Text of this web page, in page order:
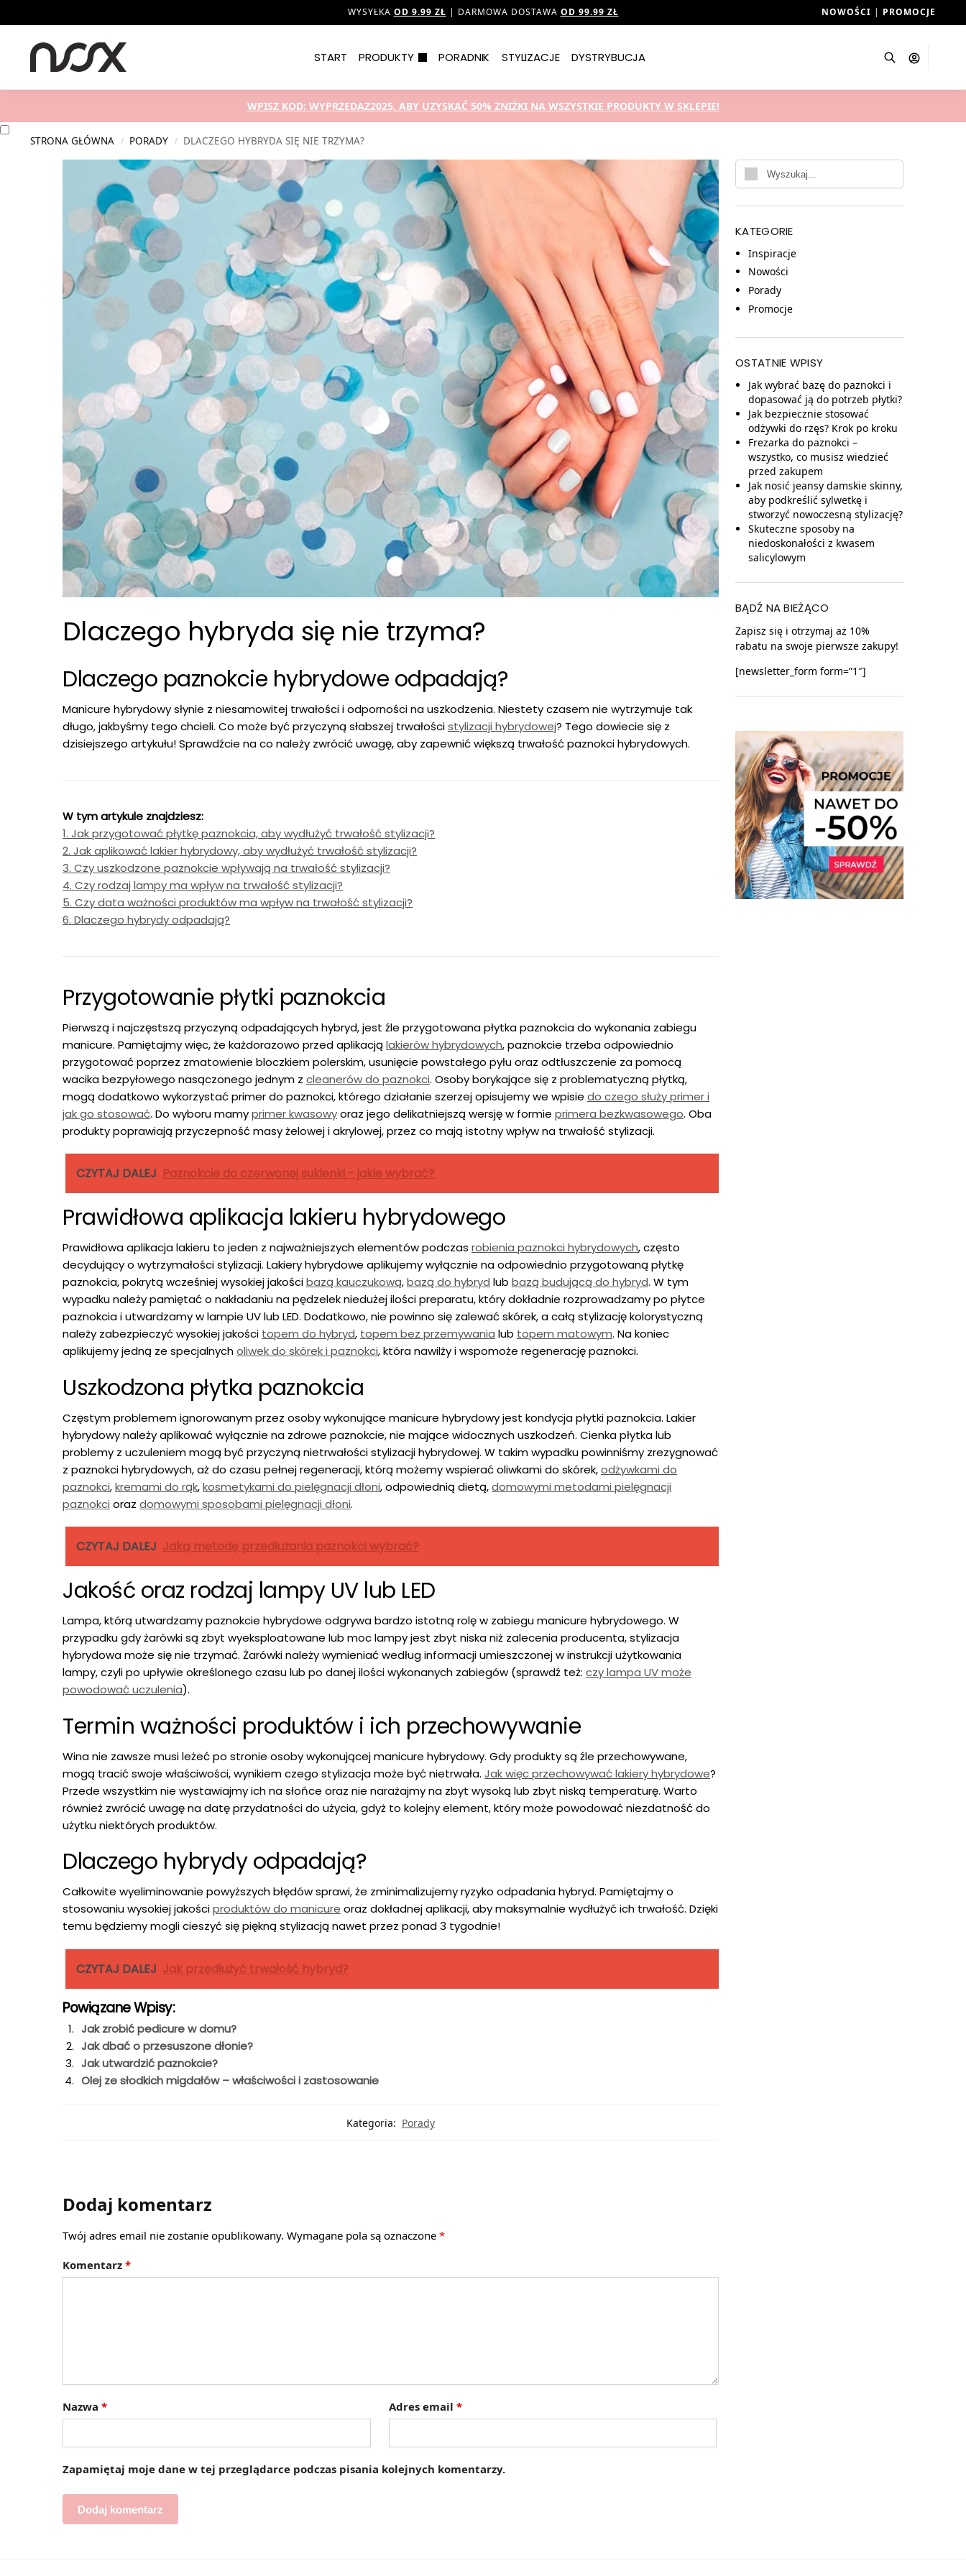
WYSYŁKA OD 9.99 ZŁ | DARMOWA DOSTAWA OD 99.99 ZŁ NOWOŚCI | PROMOCJE
START PRODUKTY PORADNIK STYLIZACJE DYSTRYBUCJA
Nowości
WPISZ KOD: WYPRZEDAZ2025, ABY UZYSKAĆ 50% ZNIŻKI NA WSZYSTKIE PRODUKTY W SKLEPIE!
STRONA GŁÓWNA / PORADY / DLACZEGO HYBRYDA SIĘ NIE TRZYMA?
Dlaczego hybryda się nie trzyma?
Dlaczego paznokcie hybrydowe odpadają?
Manicure hybrydowy słynie z niesamowitej trwałości i odporności na uszkodzenia. Niestety czasem nie wytrzymuje tak
długo, jakbyśmy tego chcieli. Co może być przyczyną słabszej trwałościstylizacji hybrydowej? Tego dowiecie się z
dzisiejszego artykułu! Sprawdźcie na co należy zwrócić uwagę, aby zapewnić większą trwałość paznokci hybrydowych.
W tym artykule znajdziesz:
1. Jak przygotować płytkę paznokcia, aby wydłużyć trwałość stylizacji?
2. Jak aplikować lakier hybrydowy, aby wydłużyć trwałość stylizacji?
3. Czy uszkodzone paznokcie wpływają na trwałość stylizacji?
4. Czy rodzaj lampy ma wpływ na trwałość stylizacji?
5. Czy data ważności produktów ma wpływ na trwałość stylizacji?
6. Dlaczego hybrydy odpadają?
Przygotowanie płytki paznokcia
Pierwszą i najczęstszą przyczyną odpadających hybryd, jest źle przygotowana płytka paznokcia do wykonania zabiegu
manicure. Pamiętajmy więc, że każdorazowo przed aplikacją lakierów hybrydowych, paznokcie trzeba odpowiednio
przygotować poprzez zmatowienie bloczkiem polerskim, usunięcie powstałego pyłu oraz odtłuszczenie za pomocą
wacika bezpyłowego nasączonego jednym z cleanerów do paznokci. Osoby borykające się z problematyczną płytką,
mogą dodatkowo wykorzystać primer do paznokci, którego działanie szerzej opisujemy we wpisie do czego służy primer i
jak go stosować. Do wyboru mamyprimer kwasowyoraz jego delikatniejszą wersję w formie primera bezkwasowego. Oba
produkty poprawiają przyczepność masy żelowej i akrylowej, przez co mają istotny wpływ na trwałość stylizacji.
CZYTAJ DALEJ Paznokcie do czerwonej sukienki - jakie wybrać?
Prawidłowa aplikacja lakieru hybrydowego
Prawidłowa aplikacja lakieru to jeden z najważniejszych elementów podczas robienia paznokci hybrydowych, często
decydujący o wytrzymałości stylizacji. Lakiery hybrydowe aplikujemy wyłącznie na odpowiednio przygotowaną płytkę
paznokcia, pokrytą wcześniej wysokiej jakościbazą kauczukową,bazą do hybryd lub bazą budującą do hybryd. W tym
wypadku należy pamiętać o nakładaniu na pędzelek niedużej ilości preparatu, który dokładnie rozprowadzamy po płytce
paznokcia i utwardzamy w lampie UV lub LED. Dodatkowo, nie powinno się zalewać skórek, a całą stylizację kolorystyczną
należy zabezpieczyć wysokiej jakości topem do hybryd, topem bez przemywania lub topem matowym. Na koniec
aplikujemy jedną ze specjalnycholiwek do skórek i paznokci, która nawilży i wspomoże regenerację paznokci.
Uszkodzona płytka paznokcia
Częstym problemem ignorowanym przez osoby wykonujące manicure hybrydowy jest kondycja płytki paznokcia. Lakier
hybrydowy należy aplikować wyłącznie na zdrowe paznokcie, nie mające widocznych uszkodzeń. Cienka płytka lub
problemy z uczuleniem mogą być przyczyną nietrwałości stylizacji hybrydowej. W takim wypadku powinniśmy zrezygnować
z paznokci hybrydowych, aż do czasu pełnej regeneracji, którą możemy wspierać oliwkami do skórek,odżywkami do
paznokci,kremami do rąk,kosmetykami do pielęgnacji dłoni, odpowiednią dietą,domowymi metodami pielęgnacji
paznokci oraz domowymi sposobami pielęgnacji dłoni.
CZYTAJ DALEJ Jaką metodę przedłużania paznokci wybrać?
Jakość oraz rodzaj lampy UV lub LED
Lampa, którą utwardzamy paznokcie hybrydowe odgrywa bardzo istotną rolę w zabiegu manicure hybrydowego. W
przypadku gdy żarówki są zbyt wyeksploatowane lub moc lampy jest zbyt niska niż zalecenia producenta, stylizacja
hybrydowa może się nie trzymać. Żarówki należy wymieniać według informacji umieszczonej w instrukcji użytkowania
lampy, czyli po upływie określonego czasu lub po danej ilości wykonanych zabiegów (sprawdź też: czy lampa UV może
powodować uczulenia).
Termin ważności produktów i ich przechowywanie
Wina nie zawsze musi leżeć po stronie osoby wykonującej manicure hybrydowy. Gdy produkty są źle przechowywane,
mogą tracić swoje właściwości, wynikiem czego stylizacja może być nietrwała. Jak więc przechowywać lakiery hybrydowe?
Przede wszystkim nie wystawiajmy ich na słońce oraz nie narażajmy na zbyt wysoką lub zbyt niską temperaturę. Warto
również zwrócić uwagę na datę przydatności do użycia, gdyż to kolejny element, który może powodować niezdatność do
użytku niektórych produktów.
Dlaczego hybrydy odpadają?
Całkowite wyeliminowanie powyższych błędów sprawi, że zminimalizujemy ryzyko odpadania hybryd. Pamiętajmy o
stosowaniu wysokiej jakościproduktów do manicure oraz dokładnej aplikacji, aby maksymalnie wydłużyć ich trwałość. Dzięki
temu będziemy mogli cieszyć się piękną stylizacją nawet przez ponad 3 tygodnie!
CZYTAJ DALEJ Jak przedłużyć trwałość hybryd?
Powiązane Wpisy:
Jak zrobić pedicure w domu?
Jak dbać o przesuszone dłonie?
Jak utwardzić paznokcie?
Olej ze słodkich migdałów – właściwości i zastosowanie
Kategoria: Porady
Dodaj komentarz
Twój adres email nie zostanie opublikowany. Wymagane pola są oznaczone *
Komentarz *
Nazwa * Adres email *
Zapamiętaj moje dane w tej przeglądarce podczas pisania kolejnych komentarzy.
KATEGORIE
Inspiracje
Nowości
Porady
Promocje
OSTATNIE WPISY
Jak wybrać bazę do paznokci i
dopasować ją do potrzeb płytki?
Jak bezpiecznie stosować
odżywki do rzęs? Krok po kroku
Frezarka do paznokci –
wszystko, co musisz wiedzieć
przed zakupem
Jak nosić jeansy damskie skinny,
aby podkreślić sylwetkę i
stworzyć nowoczesną stylizację?
Skuteczne sposoby na
niedoskonałości z kwasem
salicylowym
BĄDŹ NA BIEŻĄCO
Zapisz się i otrzymaj aż 10%
rabatu na swoje pierwsze zakupy!
[newsletter_form form=”1″]